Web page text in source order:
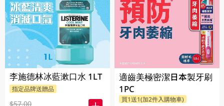
李施德林冰藍漱口水 1LT
指定品牌送贈品
$57.00
適齒美極密潔日本製牙刷
1PC
買1送1(加2件入購物車)